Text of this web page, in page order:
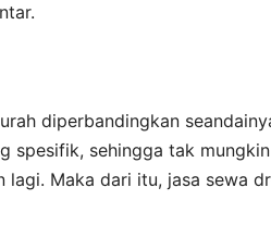
diperbandingkan
spesifik, sehingga tak
Maka dari itu, jasa sewa